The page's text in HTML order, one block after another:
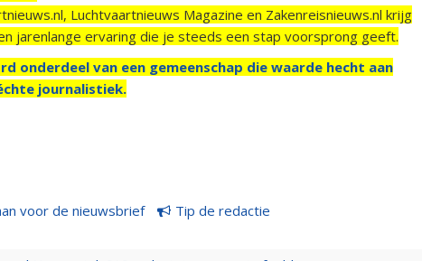
Luchtvaartnieuws Magazine en Zakenreisnieuws.nl krijg
jarenlange ervaring die je steeds een stap voorsprong geeft.
onderdeel van een gemeenschap die waarde hecht aan
journalistiek.
voor de nieuwsbrief Tip de redactie